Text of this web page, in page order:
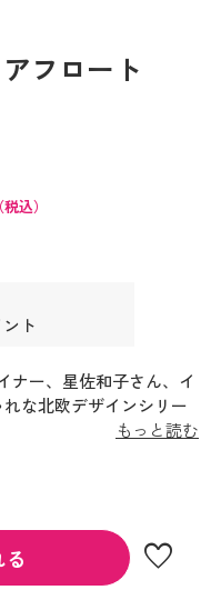
フロート
（税込）
ト
ナー、星佐和子さん、イ
な北欧デザインシリー
もっと読む
favorite